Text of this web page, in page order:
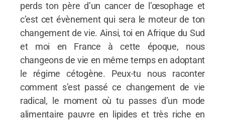
perds ton père d’un cancer de l’œsophage et
c’est cet évènement qui sera le moteur de ton
changement de vie. Ainsi, toi en Afrique du Sud
et moi en France à cette époque, nous
changeons de vie en même temps en adoptant
le régime cétogène. Peux-tu nous raconter
comment s’est passé ce changement de vie
radical, le moment où tu passes d’un mode
alimentaire pauvre en lipides et très riche en